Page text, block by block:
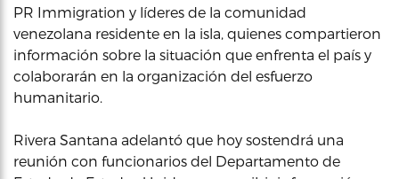
PR Immigration y líderes de la comunidad
venezolana residente en la isla, quienes compartieron
información sobre la situación que enfrenta el país y
colaborarán en la organización del esfuerzo
humanitario.
Rivera Santana adelantó que hoy sostendrá una
reunión con funcionarios del Departamento de